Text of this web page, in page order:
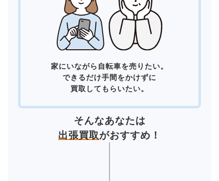
家にいながら自転車を売りたい。
できるだけ手間をかけずに
買取してもらいたい。
そんなあなたは
出張買取がおすすめ！